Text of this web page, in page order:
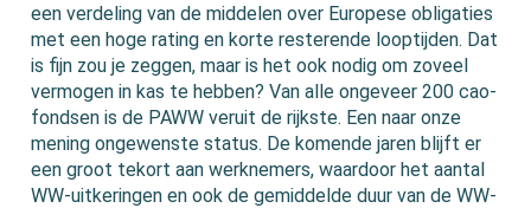
een verdeling van de middelen over Europese obligaties
met een hoge rating en korte resterende looptijden. Dat
is fijn zou je zeggen, maar is het ook nodig om zoveel
vermogen in kas te hebben? Van alle ongeveer 200 cao-
fondsen is de PAWW veruit de rijkste. Een naar onze
mening ongewenste status. De komende jaren blijft er
een groot tekort aan werknemers, waardoor het aantal
WW-uitkeringen en ook de gemiddelde duur van de WW-